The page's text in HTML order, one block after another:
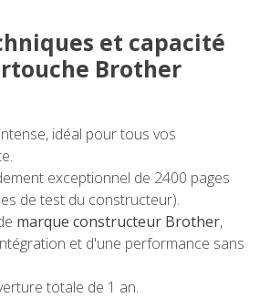
et capacité
Brother
idéal pour tous vos
exceptionnel de 2400 pages
de test du constructeur).
marque constructeur Brother,
et d'une performance sans
totale de 1 an.